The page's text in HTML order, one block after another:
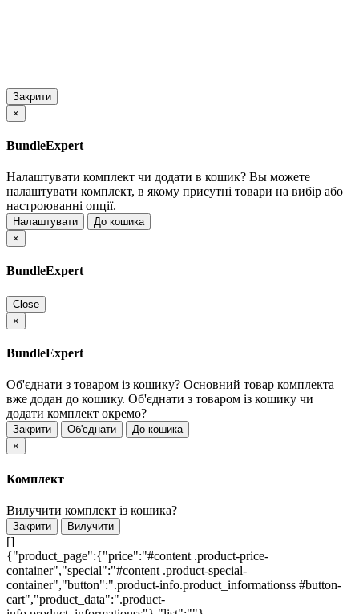
Закрити
×
BundleExpert
Налаштувати комплект чи додати в кошик? Вы можете
налаштувати комплект, в якому присутні товари на вибір або
настроюванні опції.
Налаштувати
До кошика
×
BundleExpert
Close
×
BundleExpert
Об'єднати з товаром із кошику? Основний товар комплекта
вже додан до кошику. Об'єднати з товаром із кошику чи
додати комплект окремо?
Закрити Об'єднати
До кошика
×
Комплект
Вилучити комплект із кошика?
Закрити Вилучити
[]
{"product_page":{"price":"#content .product-price-
container","special":"#content .product-special-
container","button":".product-info.product_informationss #button-
cart","product_data":".product-